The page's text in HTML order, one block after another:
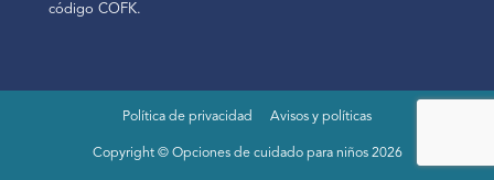
código COFK.
Política de privacidad Avisos y políticas
Copyright © Opciones de cuidado para niños 2026